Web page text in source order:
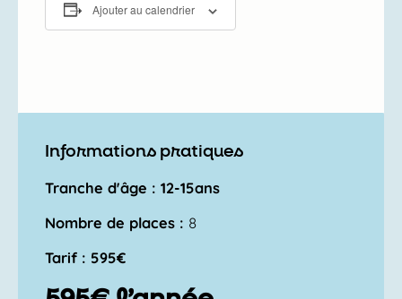
Ajouter au calendrier
Informations pratiques
Tranche d'âge : 12-15ans
Nombre de places : 8
Tarif : 595€